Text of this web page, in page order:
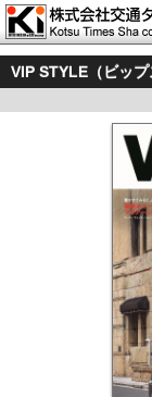
VIP STYLE（ビップ